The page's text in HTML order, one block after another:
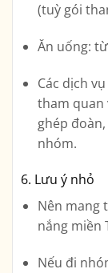
(tuỳ gói
Ăn uống:
Các dịch
tham
ghép
nhóm.
6. Lưu ý nhỏ
Nên mang
nắng miền
Nếu đi